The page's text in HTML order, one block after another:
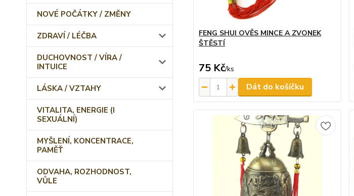
NOVÉ POČÁTKY / ZMĚNY
ZDRAVÍ / LÉČBA
DUCHOVNOST / VÍRA /
INTUICE
LÁSKA / VZTAHY
VITALITA, ENERGIE (I
SEXUÁLNÍ)
MYŠLENÍ, KONCENTRACE,
PAMĚŤ
ODVAHA, ROZHODNOST,
VŮLE
FENG SHUI OVĚS MINCE A ZVONEK
ŠTĚSTÍ
75 Kč/ks
Dát do košíčku